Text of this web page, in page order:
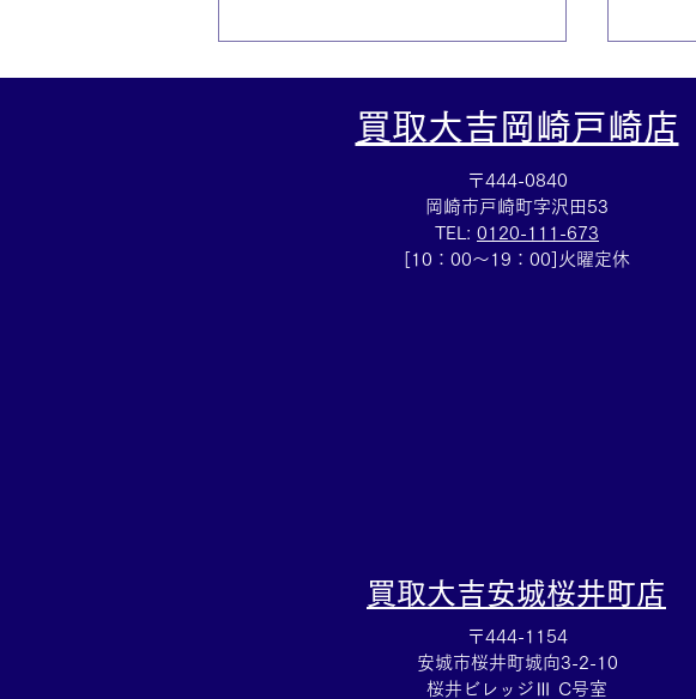
買取大吉岡崎戸崎店
〒444-0840
岡崎市戸崎町字沢田53
TEL: 0120-111-673
[10：00～19：00]火曜定休
買取大吉安城桜井町店
〒444-1154
安城市桜井町城向3-2-10
桜井ビレッジⅢ C号室